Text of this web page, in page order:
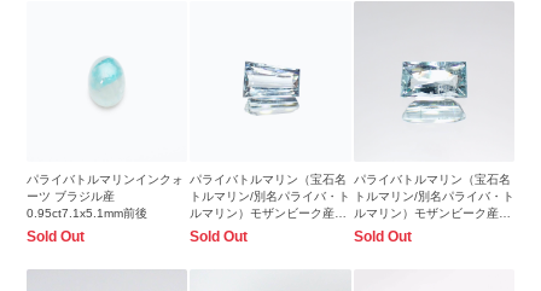
パライバトルマリンインクォ
ーツ ブラジル産
0.95ct7.1x5.1mm前後
Sold Out
パライバトルマリン（宝石名
トルマリン/別名パライバ・ト
ルマリン）モザンビーク産
0.88ct 識別済7.4x4.8mm前後
Sold Out
パライバトルマリン（宝石名
トルマリン/別名パライバ・ト
ルマリン）モザンビーク産
0.44ct 識別済6.2x3.4mm前後
Sold Out